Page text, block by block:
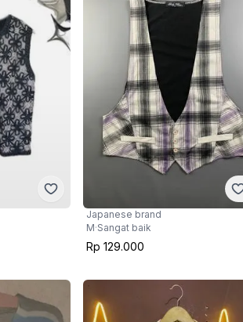
Japanese brand
M·Sangat baik
Rp 129.000